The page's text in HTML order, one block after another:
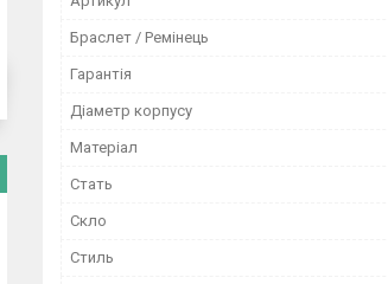
Браслет / Ремінець
Гарантія
Діаметр корпусу
Матеріал
Стать
Скло
Стиль